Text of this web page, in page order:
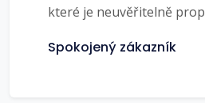
které je neuvěřitelně
Spokojený zákazník